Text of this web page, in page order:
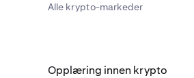
Alle krypto-markeder
Opplæring innen krypto